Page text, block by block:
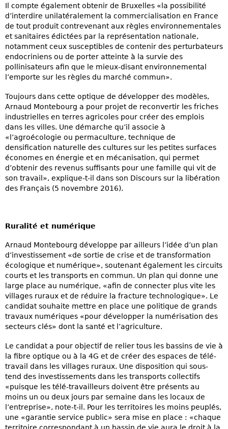
Il compte également obtenir de Bruxelles «la possibilité
d’interdire unilatéralement la commercialisation en France
de tout produit contrevenant aux règles environnementales
et sanitaires édictées par la représentation nationale,
notamment ceux susceptibles de contenir des perturbateurs
endocriniens ou de porter atteinte à la survie des
pollinisateurs afin que le mieux-disant environnemental
l’emporte sur les règles du marché commun».
Toujours dans cette optique de développer des modèles,
Arnaud Montebourg a pour projet de reconvertir les friches
industrielles en terres agricoles pour créer des emplois
dans les villes. Une démarche qu’il associe à
«l’agroécologie ou permaculture, technique de
densification naturelle des cultures sur les petites surfaces
économes en énergie et en mécanisation, qui permet
d’obtenir des revenus suffisants pour une famille qui vit de
son travail», explique-t-il dans son Discours sur la libération
des Français (5 novembre 2016).
Ruralité et numérique
Arnaud Montebourg développe par ailleurs l’idée d’un plan
d’investissement «de sortie de crise et de transformation
écologique et numérique», soutenant également les circuits
courts et les transports en commun. Un plan qui donne une
large place au numérique, «afin de connecter plus vite les
villages ruraux et de réduire la fracture technologique». Le
candidat souhaite mettre en place une politique de grands
travaux numériques «pour développer la numérisation des
secteurs clés» dont la santé et l’agriculture.
Le candidat a pour objectif de relier tous les bassins de vie à
la fibre optique ou à la 4G et de créer des espaces de télé-
travail dans les villages ruraux. Une disposition qui sous-
tend des investissements dans les transports collectifs
«puisque les télé-travailleurs doivent être présents au
moins un ou deux jours par semaine dans les locaux de
l’entreprise», note-t-il. Pour les territoires les moins peuplés,
une «garantie service public» sera mise en place : «chaque
territoire correspondant à un bassin de vie aura le droit à la